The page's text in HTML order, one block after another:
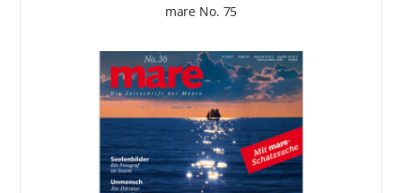
mare No. 75